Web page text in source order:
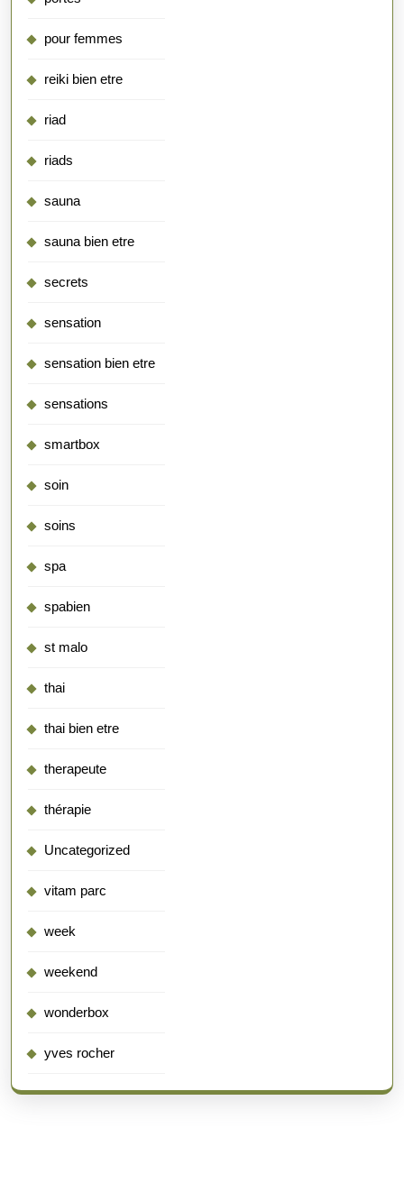
pour femmes
reiki bien etre
riad
riads
sauna
sauna bien etre
secrets
sensation
sensation bien etre
sensations
smartbox
soin
soins
spa
spabien
st malo
thai
thai bien etre
therapeute
thérapie
Uncategorized
vitam parc
week
weekend
wonderbox
yves rocher